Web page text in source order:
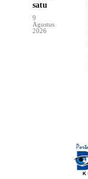
satu
9
Agustus
2026